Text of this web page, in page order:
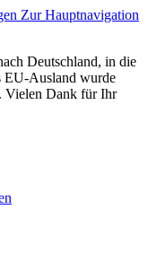
Zur Hauptnavigation
Deutschland, in die
EU-Ausland wurde
Vielen Dank für Ihr